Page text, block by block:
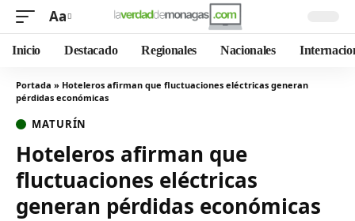
Aa
Inicio Destacado Regionales Nacionales
Portada » Hoteleros afirman que fluctuaciones eléctricas generan
pérdidas económicas
MATURÍN
Hoteleros afirman que
fluctuaciones eléctricas
generan pérdidas económicas